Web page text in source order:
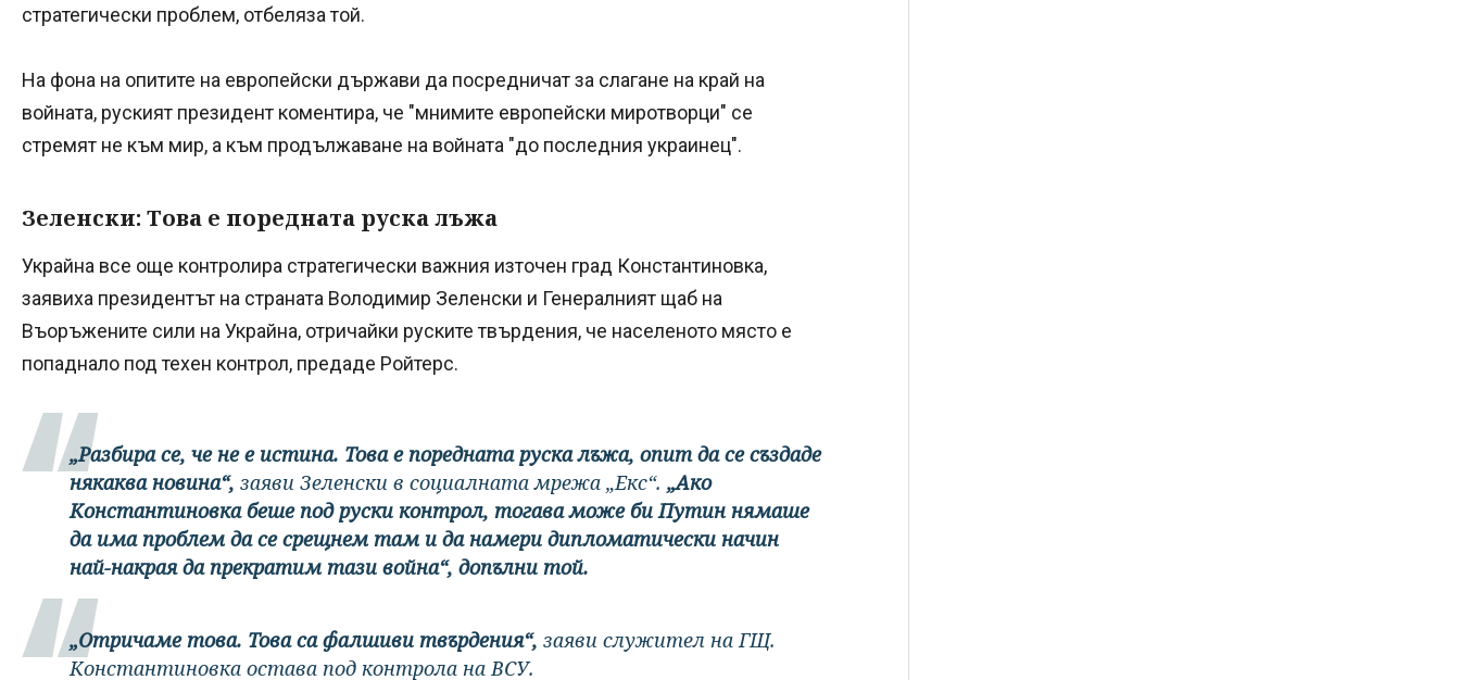
стратегически проблем, отбеляза той.
На фона на опитите на европейски държави да посредничат за слагане на край на
войната, руският президент коментира, че "мнимите европейски миротворци" се
стремят не към мир, а към продължаване на войната "до последния украинец".
Зеленски: Това е поредната руска лъжа
Украйна все още контролира стратегически важния източен град Константиновка,
заявиха президентът на страната Володимир Зеленски и Генералният щаб на
Въоръжените сили на Украйна, отричайки руските твърдения, че населеното място е
попаднало под техен контрол, предаде Ройтерс.
„Разбира се, че не е истина. Това е поредната руска лъжа, опит да се създаде
някаква новина“, заяви Зеленски в социалната мрежа „Екс“. „Ако
Константиновка беше под руски контрол, тогава може би Путин нямаше
да има проблем да се срещнем там и да намери дипломатически начин
най-накрая да прекратим тази война“, допълни той.
„Отричаме това. Това са фалшиви твърдения“, заяви служител на ГЩ.
Константиновка остава под контрола на ВСУ.